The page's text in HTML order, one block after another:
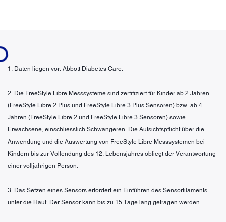
1. Daten liegen vor. Abbott Diabetes Care.
2. Die FreeStyle Libre Messsysteme sind zertifiziert für Kinder ab 2 Jahren
(FreeStyle Libre 2 Plus und FreeStyle Libre 3 Plus Sensoren) bzw. ab 4
Jahren (FreeStyle Libre 2 und FreeStyle Libre 3 Sensoren) sowie
Erwachsene, einschliesslich Schwangeren. Die Aufsichtspflicht über die
Anwendung und die Auswertung von FreeStyle Libre Messsystemen bei
Kindern bis zur Vollendung des 12. Lebensjahres obliegt der Verantwortung
einer volljährigen Person.
3. Das Setzen eines Sensors erfordert ein Einführen des Sensorfilaments
unter die Haut. Der Sensor kann bis zu 15 Tage lang getragen werden.